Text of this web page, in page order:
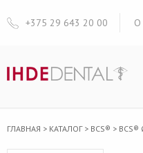
+375 29 643 20 00 О
ГЛАВНАЯ > КАТАЛОГ> BCS® > BCS®